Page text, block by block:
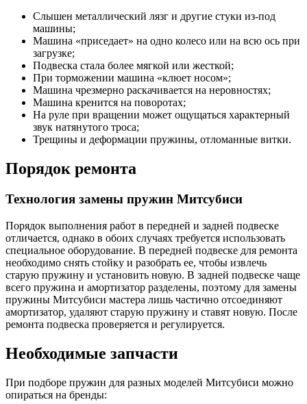
Слышен металлический лязг и другие стуки из-под
машины;
Машина «приседает» на одно колесо или на всю ось при
загрузке;
Подвеска стала более мягкой или жесткой;
При торможении машина «клюет носом»;
Машина чрезмерно раскачивается на неровностях;
Машина кренится на поворотах;
На руле при вращении может ощущаться характерный
звук натянутого троса;
Трещины и деформации пружины, отломанные витки.
Порядок ремонта
Технология замены пружин Митсубиси
Порядок выполнения работ в передней и задней подвеске
отличается, однако в обоих случаях требуется использовать
специальное оборудование. В передней подвеске для ремонта
необходимо снять стойку и разобрать ее, чтобы извлечь
старую пружину и установить новую. В задней подвеске чаще
всего пружина и амортизатор разделены, поэтому для замены
пружины Митсубиси мастера лишь частично отсоединяют
амортизатор, удаляют старую пружину и ставят новую. После
ремонта подвеска проверяется и регулируется.
Необходимые запчасти
При подборе пружин для разных моделей Митсубиси можно
опираться на бренды: